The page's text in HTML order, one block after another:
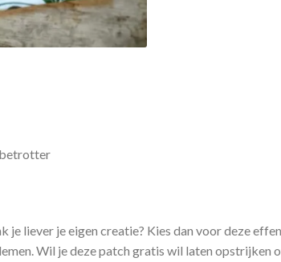
je liever je eigen creatie? Kies dan voor deze
Wil je deze patch gratis wil laten opstrijken